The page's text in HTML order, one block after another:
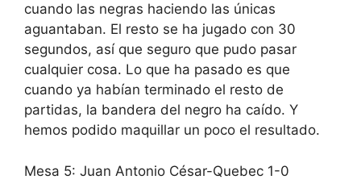
cuando las negras haciendo las únicas
aguantaban. El resto se ha jugado con 30
segundos, así que seguro que pudo pasar
cualquier cosa. Lo que ha pasado es que
cuando ya habían terminado el resto de
partidas, la bandera del negro ha caído. Y
hemos podido maquillar un poco el resultado.
Mesa 5: Juan Antonio César-Quebec 1-0